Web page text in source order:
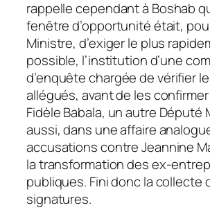
rappelle cependant à Boshab
fenêtre d’opportunité était,
Ministre, d’exiger le plus
possible, l’institution d’une
d’enquête chargée de vérifier
allégués, avant de les
Fidèle Babala, un autre Député
aussi, dans une affaire
accusations contre Jeannine
la transformation des ex-
publiques. Fini donc la collecte
signatures.